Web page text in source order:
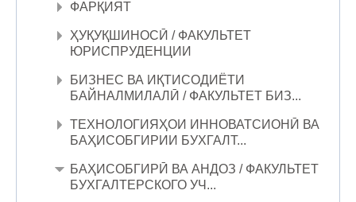
ФАРҚИЯТ
ҲУҚУҚШИНОСӢ / ФАКУЛЬТЕТ
ЮРИСПРУДЕНЦИИ
БИЗНЕС ВА ИҚТИСОДИЁТИ
БАЙНАЛМИЛАЛӢ / ФАКУЛЬТЕТ БИЗ...
ТЕХНОЛОГИЯҲОИ ИННОВАТСИОНӢ ВА
БАҲИСОБГИРИИ БУХГАЛТ...
БАҲИСОБГИРӢ ВА АНДОЗ / ФАКУЛЬТЕТ
БУХГАЛТЕРСКОГО УЧ...